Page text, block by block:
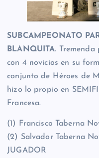
SUBCAMPEONATO
BLANQUITA. Tremenda
con 4 novicios en su
conjunto de Héroes de
hizo lo propio en
Francesa.
(1) Francisco Taberna
(2) Salvador Taberna
JUGADOR